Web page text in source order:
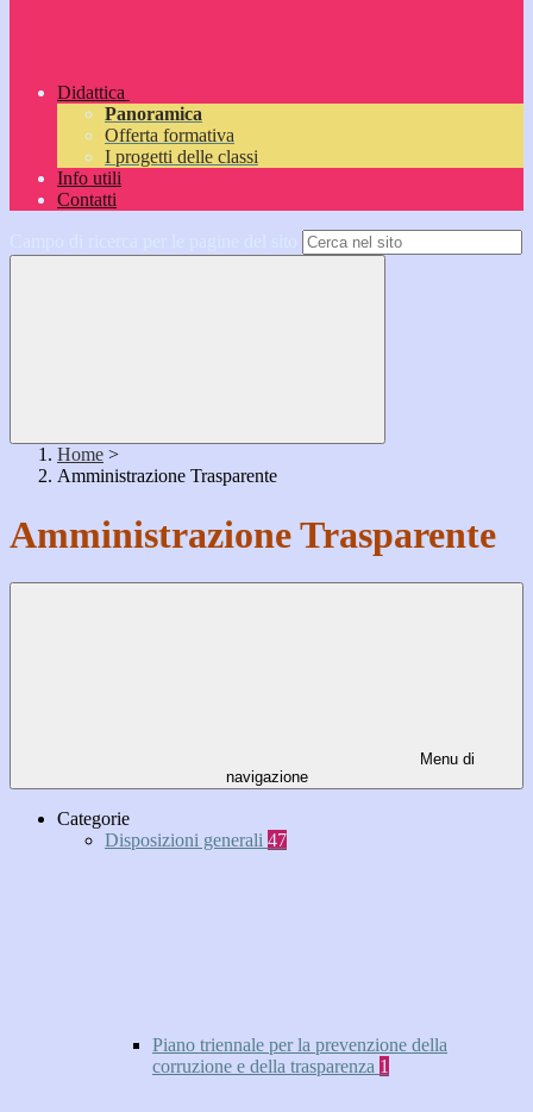
Didattica
Panoramica
Offerta formativa
I progetti delle classi
Info utili
Contatti
Home >
Amministrazione Trasparente
Amministrazione Trasparente
Menu di
navigazione
Categorie
Disposizioni generali 47
Piano triennale per la prevenzione della
corruzione e della trasparenza 1